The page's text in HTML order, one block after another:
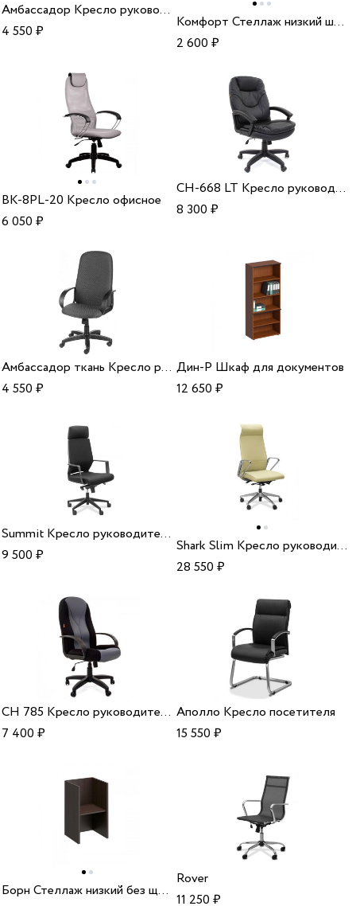
Амбассадор Кресло руководителя
4 550₽
Комфорт Стеллаж низкий широкий
2 600₽
BK-8PL-20 Кресло офисное
6 050₽
CH-668 LT Кресло руководителя
8 300₽
Амбассадор ткань Кресло руководителя
4 550₽
Дин-Р Шкаф для документов
12 650₽
Summit Кресло руководителя
9 500₽
Shark Slim Кресло руководителя
28 550₽
CH 785 Кресло руководителя
7 400₽
Аполло Кресло посетителя
15 550₽
Борн Стеллаж низкий без щитов гор
Rover
11 250₽